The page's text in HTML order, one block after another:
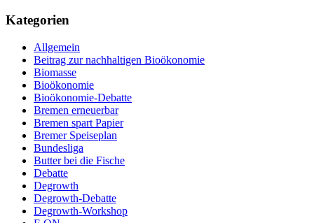
Kategorien
Allgemein
Beitrag zur nachhaltigen Bioökonomie
Biomasse
Bioökonomie
Bioökonomie-Debatte
Bremen erneuerbar
Bremen spart Papier
Bremer Speiseplan
Bundesliga
Butter bei die Fische
Debatte
Degrowth
Degrowth-Debatte
Degrowth-Workshop